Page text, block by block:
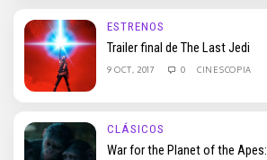
ESTRENOS
Trailer final de The Last Jedi
9 OCT, 2017 0 CINESCOPIA
CLÁSICOS
War for the Planet of the Apes: